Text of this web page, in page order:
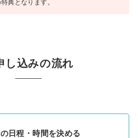
典となります。
し込みの流れ
日程・時間を決める